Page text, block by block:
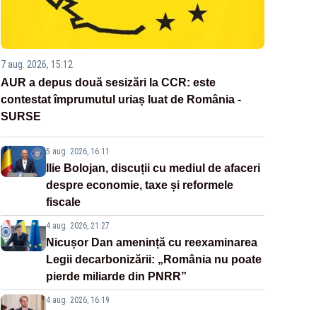
7 aug. 2026, 15:12
AUR a depus două sesizări la CCR: este
contestat împrumutul uriaș luat de România -
SURSE
5 aug. 2026, 16:11
Ilie Bolojan, discuții cu mediul de afaceri
despre economie, taxe și reformele
fiscale
4 aug. 2026, 21:27
Nicușor Dan amenință cu reexaminarea
Legii decarbonizării: „România nu poate
pierde miliarde din PNRR”
4 aug. 2026, 16:19